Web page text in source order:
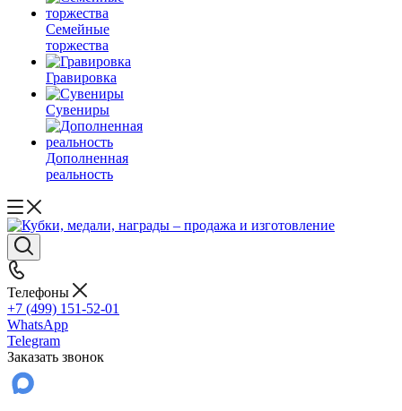
Семейные
торжества
Гравировка
Сувениры
Дополненная
реальность
Телефоны
+7 (499) 151-52-01
WhatsApp
Telegram
Заказать звонок